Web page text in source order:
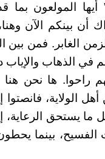
أيها المولعون
بينكم الآن
الغابر. فمن بين
والإياب دون
راحوا. ها نحن
الولاية، فانصتوا
يستحق الرعاية،
الفسيح، بينما